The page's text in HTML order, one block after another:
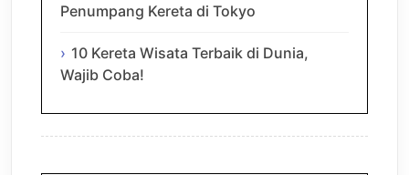
Penumpang Kereta di Tokyo
10 Kereta Wisata Terbaik di Dunia,
Wajib Coba!